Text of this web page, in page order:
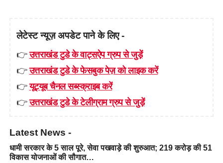
लेटेस्ट न्यूज़ अपडेट पाने के लिए -
👉उत्तराखंड टुडे के वाट्सऐप ग्रुप से जुड़ें
👉उत्तराखंड टुडे के फेसबुक पेज़ को लाइक करें
👉यूट्यूब चैनल सब्स्क्राइब करें
👉उत्तराखंड टुडे के टेलीग्राम ग्रुप से जुड़ें
Latest News -
धामी सरकार के 5 साल पूरे, सेवा पखवाड़े की शुरुआत; 219 करोड़ की 51
विकास योजनाओं की सौगात…